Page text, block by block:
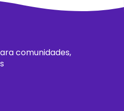
comunidades,